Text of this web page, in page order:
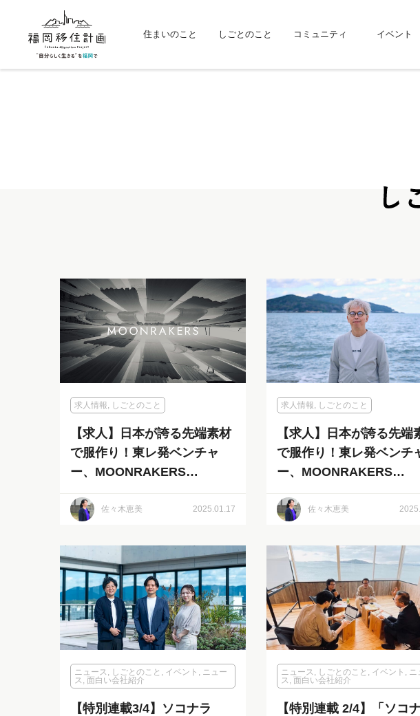
住まいのこと しごとのこと コミュニティ イベント
求人情報, しごとのこと
【求人】日本が誇る先端素材
で服作り！東レ発ベンチャ
ー、MOONRAKERS
vol.2
佐々木恵美 2025.01.17
求人情報, しごとのこと
【求人】日本が誇る先端
で服作り！東レ発ベンチ
ー、MOONRAKERS
vol.1
佐々木恵美
ニュース , しごとのこと , イベント , ニュー
ス , 面白い会社紹介
【特別連載3/4】ソコナラ
ニュース , しごとのこと , イベント , ニ
ス , 面白い会社紹介
【特別連載 2/4】「ソコ